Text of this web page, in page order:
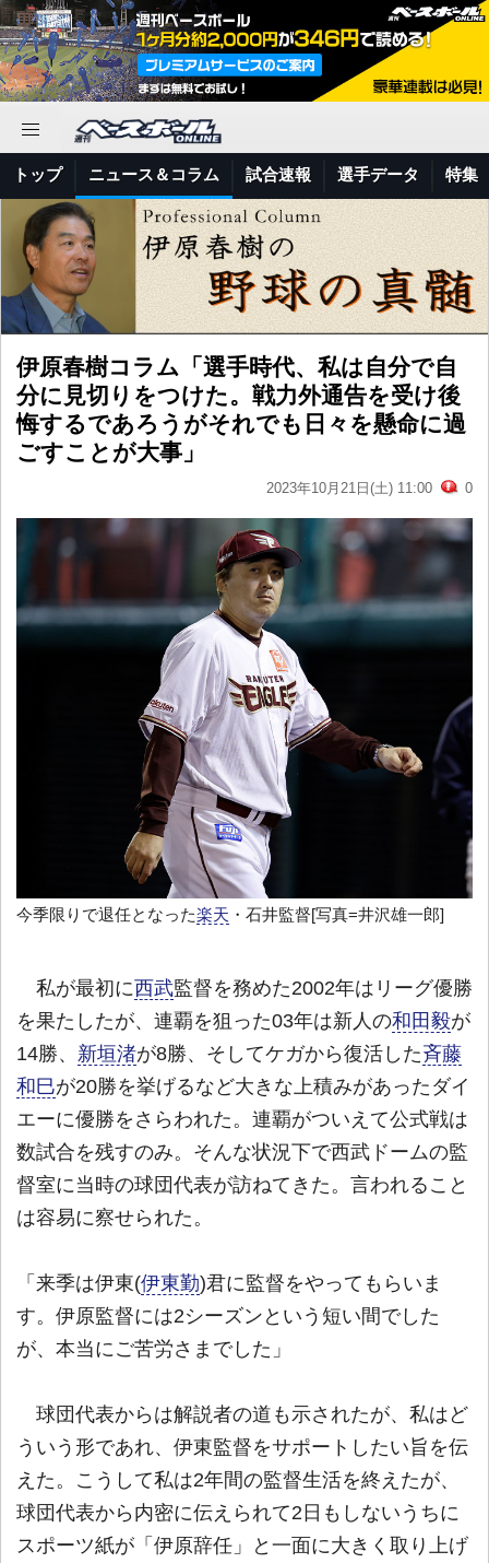
トップ ニュース＆コラム 試合速報 選手データ 特集
伊原春樹コラム「選手時代、私は自分で自
分に見切りをつけた。戦力外通告を受け後
悔するであろうがそれでも日々を懸命に過
ごすことが大事」
2023年10月21日(土) 11:00 0
今季限りで退任となった楽天 ・石井監督[写真=井沢雄一郎]
私が最初に西武監督を務めた2002年はリーグ優勝
を果たしたが、連覇を狙った03年は新人の和田毅が
14勝、 新垣渚が8勝、そしてケガから復活した斉藤
和巳が20勝を挙げるなど大きな上積みがあったダイ
エーに優勝をさらわれた。連覇がついえて公式戦は
数試合を残すのみ。そんな状況下で西武ドームの監
督室に当時の球団代表が訪ねてきた。言われること
は容易に察せられた。
「来季は伊東(伊東勤)君に監督をやってもらいま
す。伊原監督には2シーズンという短い間でした
が、本当にご苦労さまでした」
球団代表からは解説者の道も示されたが、私はど
ういう形であれ、伊東監督をサポートしたい旨を伝
えた。こうして私は2年間の監督生活を終えたが、
球団代表から内密に伝えられて2日もしないうちに
スポーツ紙が「伊原辞任」と一面に大きく取り上げ